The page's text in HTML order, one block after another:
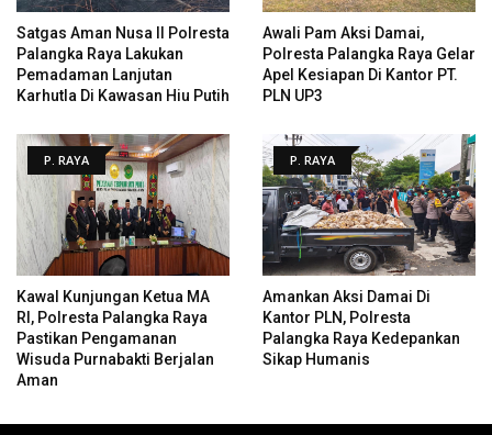
Satgas Aman Nusa II Polresta
Palangka Raya Lakukan
Pemadaman Lanjutan
Karhutla Di Kawasan Hiu Putih
Awali Pam Aksi Damai,
Polresta Palangka Raya Gelar
Apel Kesiapan Di Kantor PT.
PLN UP3
P. RAYA
Kawal Kunjungan Ketua MA
RI, Polresta Palangka Raya
Pastikan Pengamanan
Wisuda Purnabakti Berjalan
Aman
P. RAYA
Amankan Aksi Damai Di
Kantor PLN, Polresta
Palangka Raya Kedepankan
Sikap Humanis